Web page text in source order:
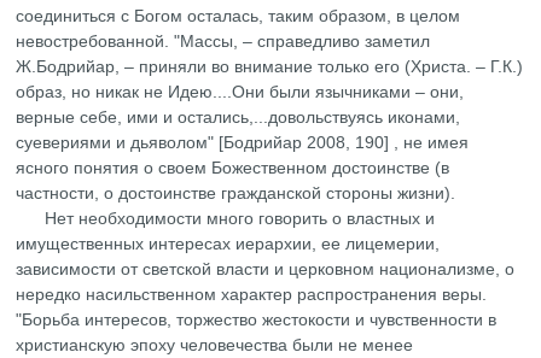
соединиться с Богом осталась, таким образом, в целом
невостребованной. "Массы, – справедливо заметил
Ж.Бодрийар, – приняли во внимание только его (Христа. – Г.К.)
образ, но никак не Идею....Они были язычниками – они,
верные себе, ими и остались,...довольствуясь иконами,
суевериями и дьяволом" [Бодрийар 2008, 190] , не имея
ясного понятия о своем Божественном достоинстве (в
частности, о достоинстве гражданской стороны жизни).
Нет необходимости много говорить о властных и
имущественных интересах иерарxии, ее лицемерии,
зависимости от светской власти и церковном национализме, о
нередко насильственном характер распространения веры.
"Борьба интересов, торжество жестокости и чувственности в
христианскую эпоху человечества были не менее